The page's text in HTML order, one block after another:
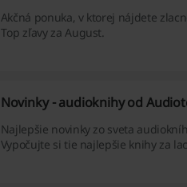
Akčná ponuka, v ktorej nájdete
Top zľavy za August.
Novinky - audioknihy od
Najlepšie novinky zo sveta
Vypočujte si tie najlepšie knihy za